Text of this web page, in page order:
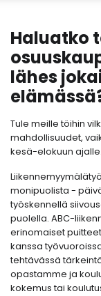
Haluatko
lähes
Tule meille töihin
mahdollisuudet,
kesä-elokuun
monipuolista -
työskennellä
puolella. ABC-
erinomaiset
kanssa
tehtävässä
opastamme ja
kokemus tai